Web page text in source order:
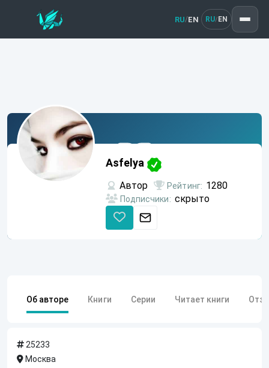
RU/EN RU/ EN
Asfelya
Asfelya
Автор Рейтинг: 1280
Подписчики: скрыто
Об авторе Книги Серии Читает книги
25233
Москва